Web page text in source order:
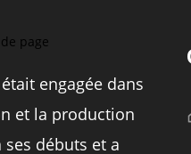
engagée dans
et la production
débuts et a